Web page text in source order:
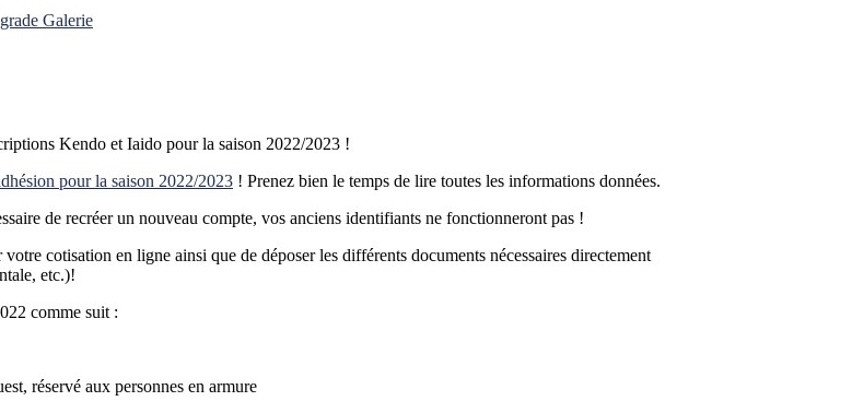
Galerie
Kendo et Iaido pour la saison 2022/2023 !
pour la saison 2022/2023 ! Prenez bien le temps de lire toutes les informations données.
de recréer un nouveau compte, vos anciens identifiants ne fonctionneront pas !
cotisation en ligne ainsi que de déposer les différents documents nécessaires directement
etc.)!
comme suit :
réservé aux personnes en armure